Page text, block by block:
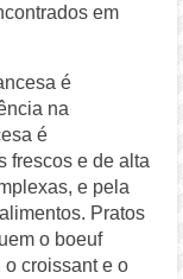
em
é
na
é
frescos e de alta
e pela
Pratos
o boeuf
o croissant e o